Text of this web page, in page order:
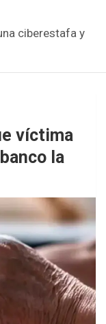
ciberestafa y
víctima
la